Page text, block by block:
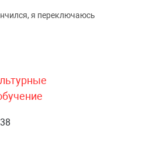
я переключаюсь